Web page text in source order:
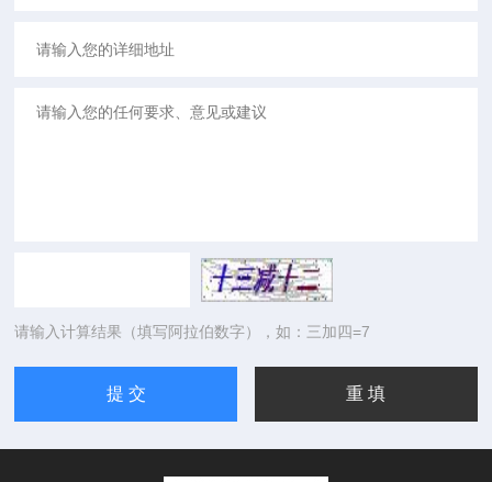
请输入计算结果（填写阿拉伯数字），如：三加四=7